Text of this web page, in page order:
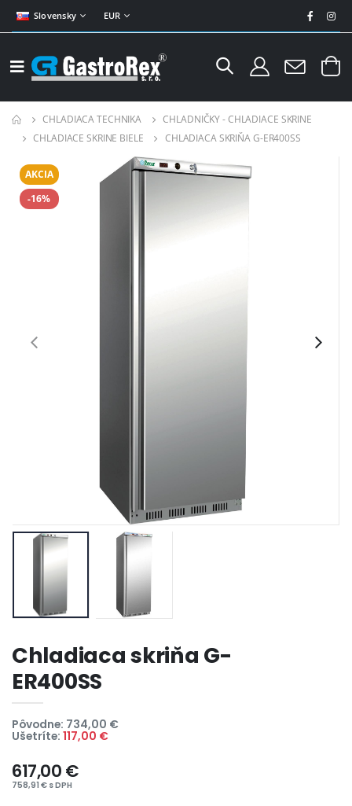
Slovensky EUR
CHLADIACA TECHNIKA
CHLADNIČKY - CHLADIACE SKRINE
CHLADIACE SKRINE BIELE
CHLADIACA SKRIŇA G-ER400SS
AKCIA
-16%
Chladiaca skriňa G-
ER400SS
Pôvodne: 734,00 €
Ušetríte: 117,00 €
617,00 €
758,91 € s DPH